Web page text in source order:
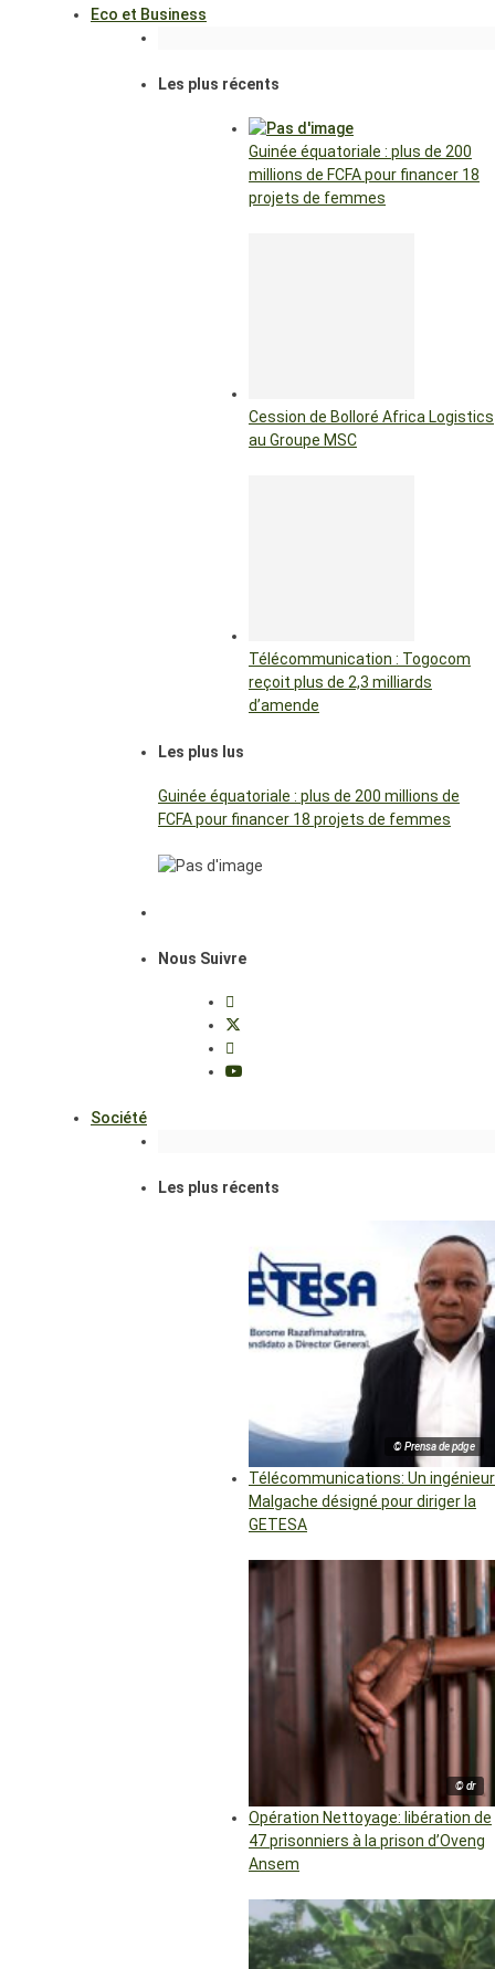
Eco et Business
Les plus récents
Guinée équatoriale : plus de 200
millions de FCFA pour financer 18
projets de femmes
Cession de Bolloré Africa Logistics
au Groupe MSC
Télécommunication : Togocom
reçoit plus de 2,3 milliards
d’amende
Les plus lus
Guinée équatoriale : plus de 200 millions de
FCFA pour financer 18 projets de femmes
Nous Suivre
Société
Les plus récents
© Prensa de pdge
Télécommunications: Un ingénieur
Malgache désigné pour diriger la
GETESA
© dr
Opération Nettoyage: libération de
47 prisonniers à la prison d’Oveng
Ansem